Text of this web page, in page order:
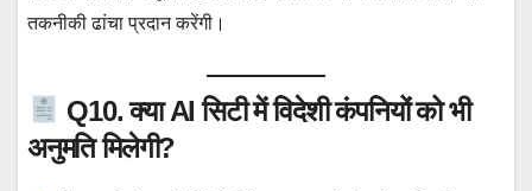
तकनीकी ढांचा प्रदान करेंगी।
Q10. क्या AI सिटी में विदेशी कंपनियों को भी
अनुमति मिलेगी?